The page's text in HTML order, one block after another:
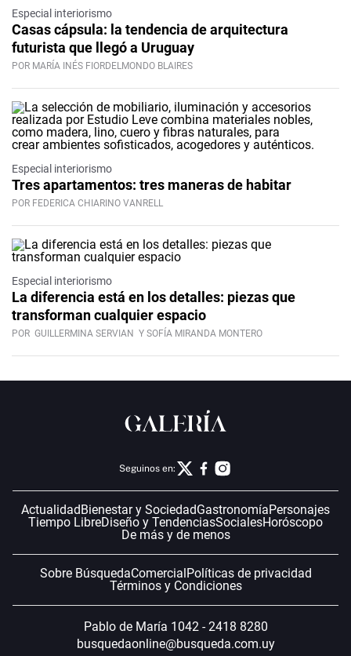
Especial interiorismo
Casas cápsula: la tendencia de arquitectura
futurista que llegó a Uruguay
POR MARÍA INÉS FIORDELMONDO BLAIRES
Especial interiorismo
Tres apartamentos: tres maneras de habitar
POR FEDERICA CHIARINO VANRELL
Especial interiorismo
La diferencia está en los detalles: piezas que
transforman cualquier espacio
POR GUILLERMINA SERVIAN Y SOFÍA MIRANDA MONTERO
Seguinos en:
Actualidad Bienestar y SociedadGastronomíaPersonajes
Tiempo LibreDiseño y TendenciasSocialesHoróscopo
De más y de menos
Sobre BúsquedaComercial Políticas de privacidad
Términos y Condiciones
Pablo de María 1042 - 2418 8280
busquedaonline@busqueda.com.uy